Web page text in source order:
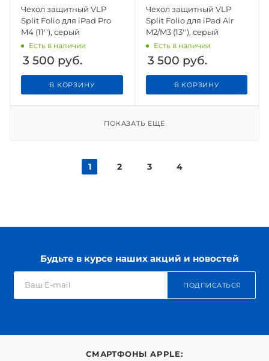
Чехол защитный VLP
Split Folio для iPad Pro
M4 (11''), серый
Есть в наличии
3 500 руб.
В КОРЗИНУ
Чехол защитный VLP
Split Folio для iPad Air
M2/M3 (13''), серый
Есть в наличии
3 500 руб.
В КОРЗИНУ
ПОКАЗАТЬ ЕЩЕ
1 2 3 4
Будьте в курсе наших акций и новостей
ПОДПИСАТЬСЯ
СМАРТФОНЫ APPLE: